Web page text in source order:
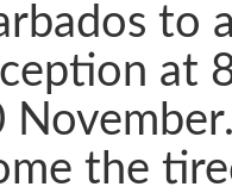
to
at
the